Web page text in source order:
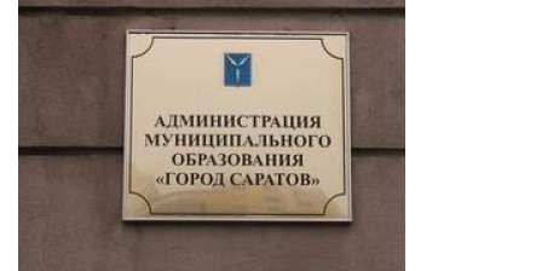
«Единой
России»